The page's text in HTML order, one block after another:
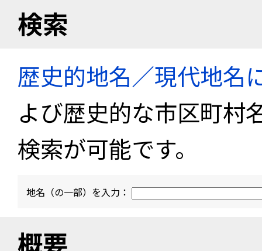
検索
歴史的地名／現代地名
よび歴史的な市区町村
検索が可能です。
地名（の一部）を入力：
概要